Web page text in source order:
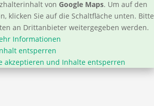
von Google Maps. Um auf den
klicken Sie auf die Schaltfläche unten. Bitte
an Drittanbieter weitergegeben werden.
Informationen
entsperren
akzeptieren und Inhalte entsperren